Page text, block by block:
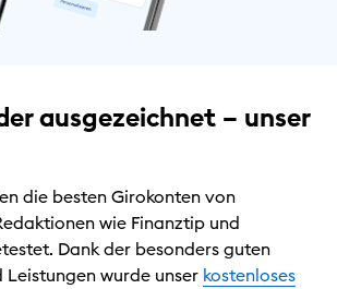
ausgezeichnet – unser
die besten Girokonten von
wie Finanztip und
Dank der besonders guten
wurde unser kostenloses